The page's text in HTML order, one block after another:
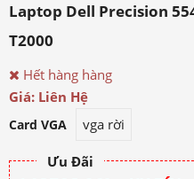
Laptop Dell Precision
T2000
Hết hàng hàng
Giá: Liên Hệ
Card VGA vga rời
Ưu Đãi